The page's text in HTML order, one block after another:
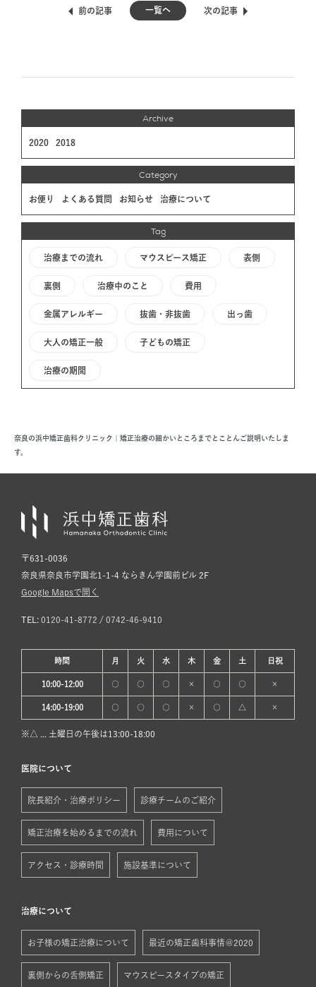
前の記事 一覧へ 次の記事
Archive
2020 2018
Category
お便り よくある質問 お知らせ 治療について
Tag
治療までの流れ マウスピース矯正 表側
裏側 治療中のこと 費用
金属アレルギー 抜歯・非抜歯 出っ歯
大人の矯正一般 子どもの矯正
治療の期間
奈良の浜中矯正歯科クリニック | 矯正治療の細かいところまでとことんご説明いたしま
す。
〒631-0036
奈良県奈良市学園北1-1-4 ならきん学園前ビル 2F
Google Mapsで開く
TEL: 0120-41-8772 / 0742-46-9410
時間 月 火 水 木 金 土 日 祝
10:00-12:00 ○ ○ ○ × ○ ○ ×
14:00-19:00 ○ ○ ○ × ○ △ ×
※△ ... 土曜日の午後は13:00-18:00
医院について
院長紹介・治療ポリシー 診療チームのご紹介
矯正治療を始めるまでの流れ 費用について
アクセス・診療時間 施設基準について
治療について
お子様の矯正治療について 最近の矯正歯科事情＠2020
裏側からの舌側矯正 マウスピースタイプの矯正